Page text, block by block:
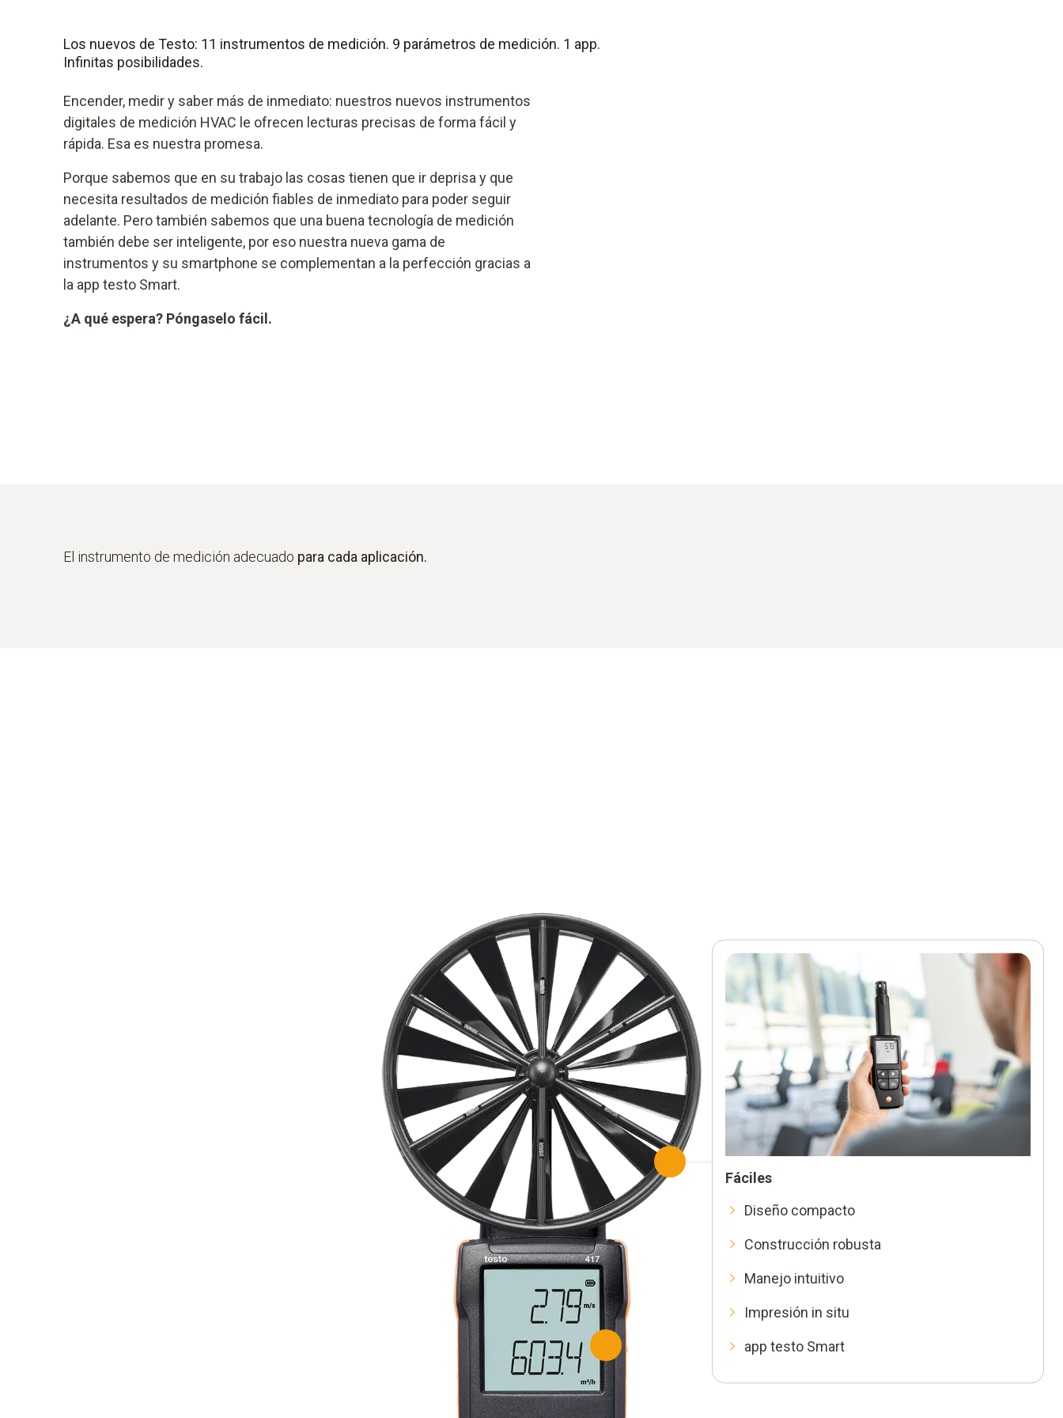
Los nuevos de Testo: 11 instrumentos de medición. 9 parámetros de medición. 1 app.
Infinitas posibilidades.
Encender, medir y saber más de inmediato: nuestros nuevos instrumentos
digitales de medición HVAC le ofrecen lecturas precisas de forma fácil y
rápida. Esa es nuestra promesa.
Porque sabemos que en su trabajo las cosas tienen que ir deprisa y que
necesita resultados de medición fiables de inmediato para poder seguir
adelante. Pero también sabemos que una buena tecnología de medición
también debe ser inteligente, por eso nuestra nueva gama de
instrumentos y su smartphone se complementan a la perfección gracias a
la app testo Smart.
¿A qué espera? Póngaselo fácil.
El instrumento de medición adecuado para cada aplicación.
Fáciles
Diseño compacto
Construcción robusta
Manejo intuitivo
Impresión in situ
app testo Smart
Rápidos